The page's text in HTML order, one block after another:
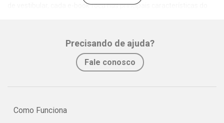
de vestibular, cada e-book foca nas principais características do
No e-book "Prof. explica!" Química para o 1º ano do Ensino Médio
serão vistos os principais pontos sobre o estudo da
Precisando de ajuda?
Fale conosco
Como Funciona